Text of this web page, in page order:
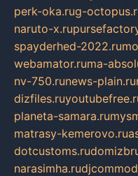
perk-oka.rug-
naruto-x.ru
spayderhed-2022.ru
webamator.ruma-
nv-750.runews-plain.ru
dizfiles.ru
planeta-samara.ru
matrasy-kemerovo.ru
dotcustoms.ru
narasimha.ru